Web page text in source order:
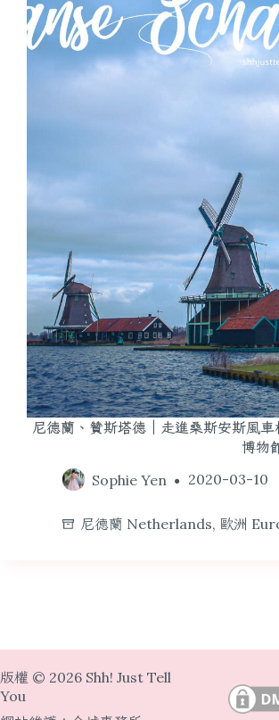
尼德蘭、贊斯塔德｜走進桑斯安斯風
博物
Sophie Yen
2020-03-10
尼德蘭 Netherlands, 歐洲
版權 © 2026 Shh! Just Tell
You